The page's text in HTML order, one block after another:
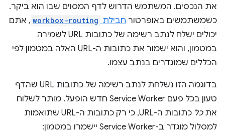
את הנכסים. המשתמש הדרוש לדף המסוים שבו הוא ביקר.
כשמשתמשים באופרטור חבילת workbox-routing , אתם
יכולים ישלח לנתב רשימה של כתובות URL לשמירה
במטמון, והוא ישמור את כתובות ה-URL האלה במטמון לפי
הכללים שמוגדרים בנתב עצמו.
בדוגמה הזו נשלחת לנתב רשימה של כתובות URL שהדף
טעון בכל פעם Service Worker חדש הופעל. מותר לשלוח
אתכל
כתובות ה-URL, כי רק כתובות ה-URL שתואמות
למסלול מוגדר ב-Service Worker יישמרו במטמון: